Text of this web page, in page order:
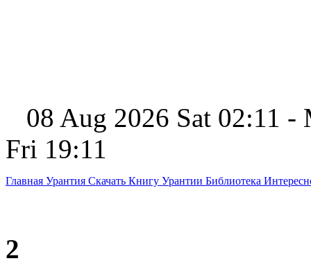
08 Aug 2026 Sat 02:11 -
Fri 19:11
Главная Урантия Скачать Книгу Урантии Библиотека
2